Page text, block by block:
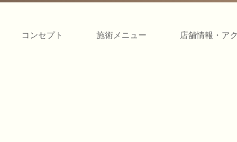
コンセプト 施術メニュー 店舗情報・ア